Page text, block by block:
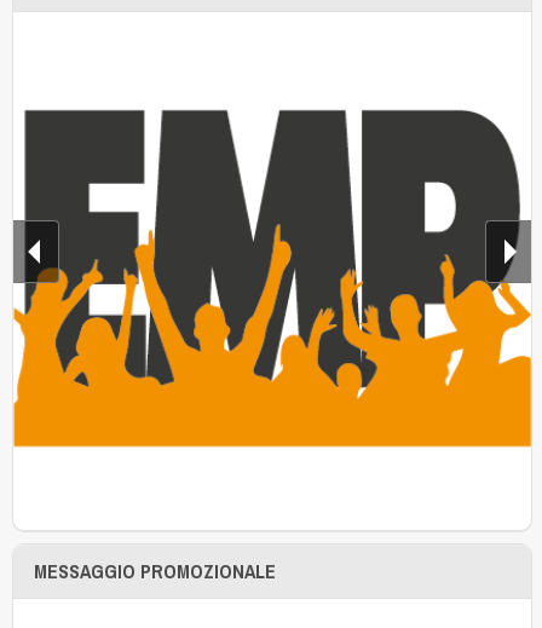
MESSAGGIO PROMOZIONALE